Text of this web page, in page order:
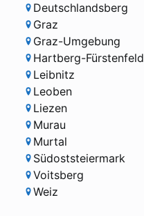
Deutschlandsberg
Graz
Graz-Umgebung
Hartberg-Fürstenfeld
Leibnitz
Leoben
Liezen
Murau
Murtal
Südoststeiermark
Voitsberg
Weiz